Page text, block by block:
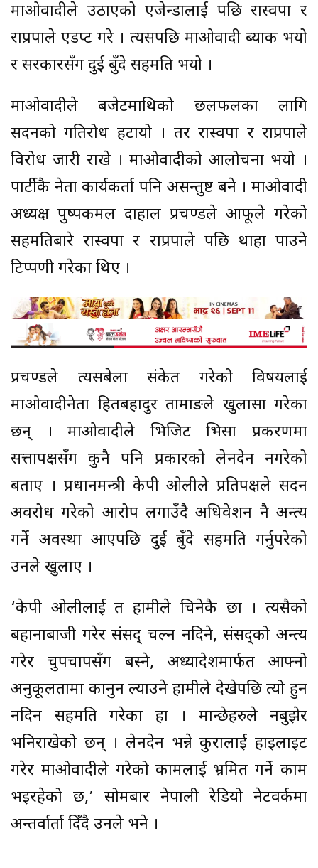
माओवादीले उठाएको एजेन्डालाई पछि रास्वपा र
राप्रपाले एडप्ट गरे । त्यसपछि माओवादी ब्याक भयो
र सरकारसँग दुई बुँदे सहमति भयो ।
माओवादीले बजेटमाथिको छलफलका लागि
सदनको गतिरोध हटायो । तर रास्वपा र राप्रपाले
विरोध जारी राखे । माओवादीको आलोचना भयो ।
पार्टीकै नेता कार्यकर्ता पनि असन्तुष्ट बने । माओवादी
अध्यक्ष पुष्पकमल दाहाल प्रचण्डले आफूले गरेको
सहमतिबारे रास्वपा र राप्रपाले पछि थाहा पाउने
टिप्पणी गरेका थिए ।
प्रचण्डले त्यसबेला संकेत गरेको विषयलाई
माओवादीनेता हितबहादुर तामाङले खुलासा गरेका
छन् । माओवादीले भिजिट भिसा प्रकरणमा
सत्तापक्षसँग कुनै पनि प्रकारको लेनदेन नगरेको
बताए । प्रधानमन्त्री केपी ओलीले प्रतिपक्षले सदन
अवरोध गरेको आरोप लगाउँदै अधिवेशन नै अन्त्य
गर्ने अवस्था आएपछि दुई बुँदे सहमति गर्नुपरेको
उनले खुलाए ।
‘केपी ओलीलाई त हामीले चिनेकै छौं । त्यसैको
बहानाबाजी गरेर संसद् चल्न नदिने, संसद्को अन्त्य
गरेर चुपचापसँग बस्ने, अध्यादेशमार्फत आफ्नो
अनुकूलतामा कानुन ल्याउने हामीले देखेपछि त्यो हुन
नदिन सहमति गरेका हौं । मान्छेहरुले नबुझेर
भनिराखेको छन् । लेनदेन भन्ने कुरालाई हाइलाइट
गरेर माओवादीले गरेको कामलाई भ्रमित गर्ने काम
भइरहेको छ,’ सोमबार नेपाली रेडियो नेटवर्कमा
अन्तर्वार्ता दिँदै उनले भने ।